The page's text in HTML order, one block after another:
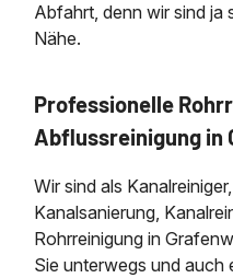
Abfahrt, denn wir sind ja
Nähe.
Professionelle
Abflussreinigung in
Wir sind als Kanalreiniger,
Kanalsanierung,
Rohrreinigung in
Sie unterwegs und auch